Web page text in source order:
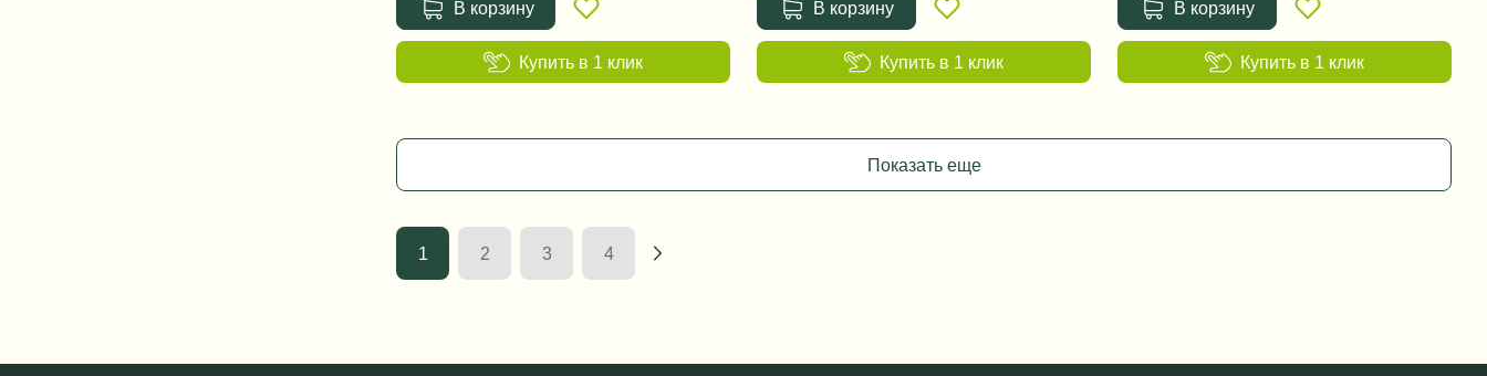
В корзину
Купить в 1 клик
В корзину
Купить в 1 клик
В корзину
Купить в 1 клик
Показать еще
1 2 3 4